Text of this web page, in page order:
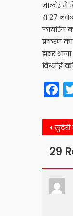
जालोर में
से 27
फायरिंग
प्रकरण
झंवर थाना
विश्नोई
Post
लुटेरी
29